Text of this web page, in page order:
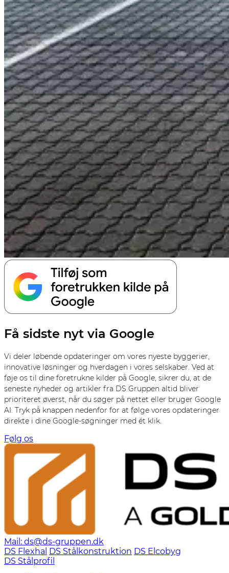
Få sidste nyt via Google
Vi deler løbende opdateringer om vores nyeste byggerier,
innovative løsninger og hverdagen i vores selskaber. Ved at
føje os til dine foretrukne kilder på Google, sikrer du, at de
seneste nyheder og artikler fra DS Gruppen altid bliver
prioriteret øverst, når du søger på nettet eller bruger Google
AI. Tryk på knappen nedenfor for at følge vores opdateringer
direkte i dine Google-søgninger med ét klik.
Følg os
Mail: ds@ds-gruppen.dk
DS Flexhal DS Stålkonstruktion DS Elcobyg
DS Stålprofil